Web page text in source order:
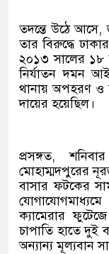
তদন্তে উঠে আসে,
তার বিরুদ্ধে
২০১৩ সালের ১৮
নির্যাতন দমন
থানায় অপহরণ ও
দায়ের হয়েছিল।
প্রসঙ্গত,
মোহাম্মদপুরের
বাসার ফটকের
ক্যামেরার
চাপাতি হাতে দুই
অন্যান্য মূল্যবান